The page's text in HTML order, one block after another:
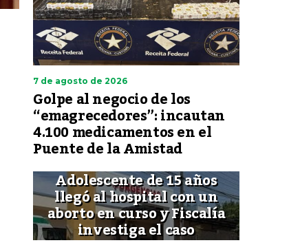
7 de agosto de 2026
Golpe al negocio de los
“emagrecedores”: incautan
4.100 medicamentos en el
Puente de la Amistad
Adolescente de 15 años
llegó al hospital con un
aborto en curso y Fiscalía
investiga el caso